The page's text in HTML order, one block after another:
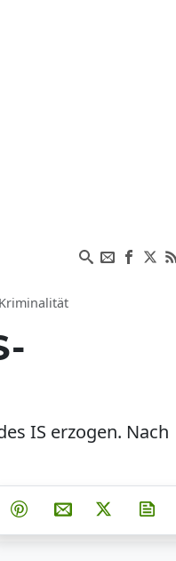
IS erzogen. Nach
hinzufügen
Teilen aufTeilen auf
Teilen auf Pinterest
Per E-Mail teilen
Post auf X